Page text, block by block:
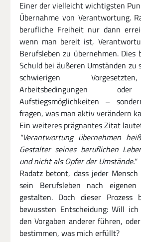
Einer der vielleicht wichtigsten
Übernahme von Verantwortung.
berufliche Freiheit nur dann
wenn man bereit ist,
Berufsleben zu übernehmen.
Schuld bei äußeren Umständen zu
schwierigen
Arbeitsbedingungen
Aufstiegsmöglichkeiten –
fragen, was man aktiv verändern
Ein weiteres prägnantes Zitat
"Verantwortung übernehmen
Gestalter seines beruflichen
und nicht als Opfer der Umstände."
Radatz betont, dass jeder
sein Berufsleben nach eigenen
gestalten. Doch dieser
bewussten Entscheidung: Will
den Vorgaben anderer führen,
bestimmen, was mich erfüllt?